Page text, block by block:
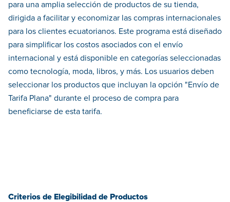
para una amplia selección de productos de su tienda,
dirigida a facilitar y economizar las compras internacionales
para los clientes ecuatorianos. Este programa está diseñado
para simplificar los costos asociados con el envío
internacional y está disponible en categorías seleccionadas
como tecnología, moda, libros, y más. Los usuarios deben
seleccionar los productos que incluyan la opción "Envío de
Tarifa Plana" durante el proceso de compra para
beneficiarse de esta tarifa.
Criterios de Elegibilidad de Productos